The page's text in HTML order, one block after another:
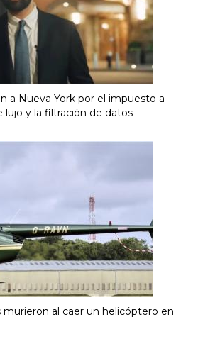
a Nueva York por el impuesto a
lujo y la filtración de datos
murieron al caer un helicóptero en